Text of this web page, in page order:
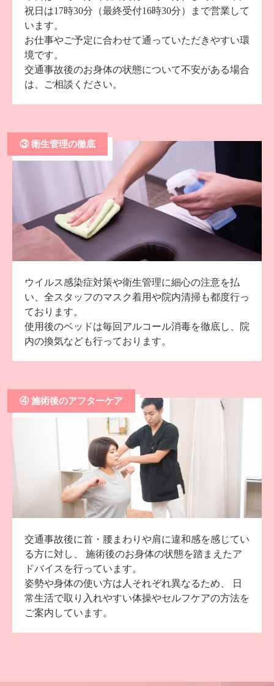
祝日は17時30分（最終受付16時30分）まで営業して
います。
お仕事やご予定に合わせて通っていただきやすい環
境です。
交通事故後のお身体の状態について不安がある場合
は、ご相談ください。
③ 衛生管理の徹底
ウイルス感染症対策や衛生管理に細心の注意を払
い、全スタッフのマスク着用や院内清掃も都度行っ
ております。
使用後のベッドは毎回アルコール消毒を徹底し、院
内の換気なども行っております。
④ 施術後のアフターケア
交通事故後に首・腰まわりや肩に違和感を感じてい
る方に対し、
施術後のお身体の状態を踏まえたア
ドバイスを行っています。
姿勢や身体の使い方は人それぞれ異なるため、
日
常生活で取り入れやすい体操やセルフケアの方法を
ご案内しています。